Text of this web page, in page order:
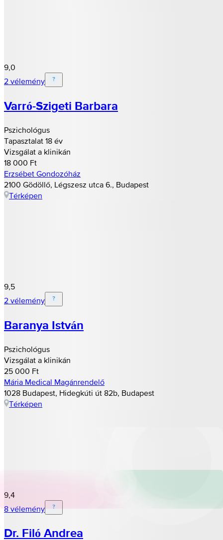
9,0
2 vélemény
Varró-Szigeti Barbara
Pszichológus
Tapasztalat 18 év
Vizsgálat a klinikán
18 000 Ft
Erzsébet Gondozóház
2100 Gödöllő, Légszesz utca 6., Budapest
Térképen
9,5
2 vélemény
Baranya István
Pszichológus
Vizsgálat a klinikán
25 000 Ft
Mária Medical Magánrendelő
1028 Budapest, Hidegkúti út 82b, Budapest
Térképen
9,4
8 vélemény
Dr. Filó Andrea